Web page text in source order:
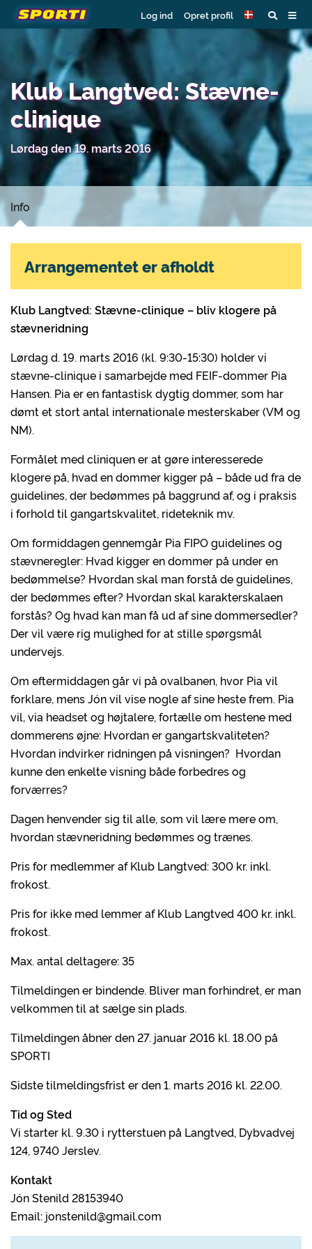
Log ind Opret profil
Klub Langtved: Stævne-
clinique
Lørdag den 19. marts 2016
Info
Klub Langtved: Stævne-clinique – bliv klogere på
stævneridning
Lørdag d. 19. marts 2016 (kl. 9:30-15:30) holder vi
stævne-clinique i samarbejde med FEIF-dommer Pia
Hansen. Pia er en fantastisk dygtig dommer, som har
dømt et stort antal internationale mesterskaber (VM og
NM).
Formålet med cliniquen er at gøre interesserede
klogere på, hvad en dommer kigger på – både ud fra de
guidelines, der bedømmes på baggrund af, og i praksis
i forhold til gangartskvalitet, rideteknik mv.
Om formiddagen gennemgår Pia FIPO guidelines og
stævneregler: Hvad kigger en dommer på under en
bedømmelse? Hvordan skal man forstå de guidelines,
der bedømmes efter? Hvordan skal karakterskalaen
forstås? Og hvad kan man få ud af sine dommersedler?
Der vil være rig mulighed for at stille spørgsmål
undervejs.
Om eftermiddagen går vi på ovalbanen, hvor Pia vil
forklare, mens Jón vil vise nogle af sine heste frem. Pia
vil, via headset og højtalere, fortælle om hestene med
dommerens øjne: Hvordan er gangartskvaliteten?
Hvordan indvirker ridningen på visningen? Hvordan
kunne den enkelte visning både forbedres og
forværres?
Dagen henvender sig til alle, som vil lære mere om,
hvordan stævneridning bedømmes og trænes.
Pris for medlemmer af Klub Langtved: 300 kr. inkl.
frokost.
Pris for ikke med lemmer af Klub Langtved 400 kr. inkl.
frokost.
Max. antal deltagere: 35
Tilmeldingen er bindende. Bliver man forhindret, er man
velkommen til at sælge sin plads.
Tilmeldingen åbner den 27. januar 2016 kl. 18.00 på
SPORTI
Sidste tilmeldingsfrist er den 1. marts 2016 kl. 22.00.
Tid og Sted
Vi starter kl. 9.30 i rytterstuen på Langtved, Dybvadvej
124, 9740 Jerslev.
Kontakt
Jón Stenild 28153940
Email: jonstenild@gmail.com
Arrangementet er afholdt